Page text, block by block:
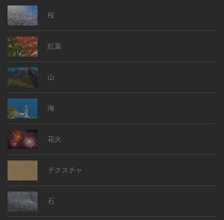
桜
紅葉
山
海
花火
テクスチャ
石